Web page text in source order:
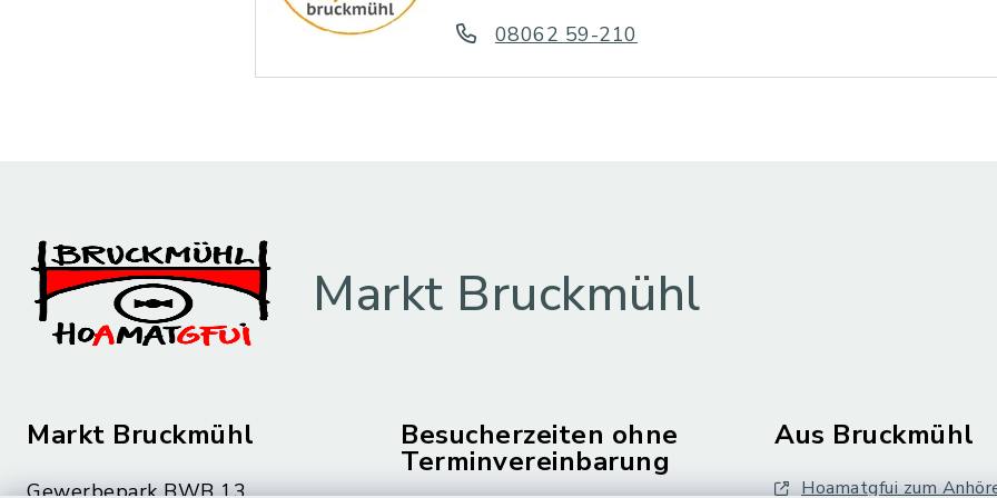
08062 59-210
Markt Bruckmühl
Markt Bruckmühl
Gewerbepark BWB 13
Besucherzeiten ohne
Terminvereinbarung
Aus Bruckmühl
Hoamatgfui zum